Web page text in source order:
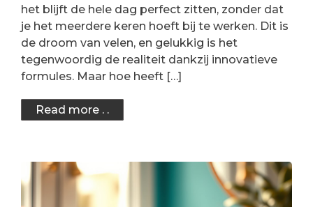
het blijft de hele dag perfect zitten, zonder dat
je het meerdere keren hoeft bij te werken. Dit is
de droom van velen, en gelukkig is het
tegenwoordig de realiteit dankzij innovatieve
formules. Maar hoe heeft […]
Read more . .